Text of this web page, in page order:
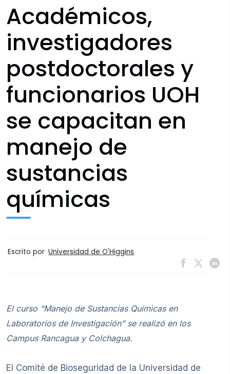
Académicos,
investigadores
postdoctorales y
funcionarios UOH
se capacitan en
manejo de
sustancias
químicas
Escrito por Universidad de O'Higgins
El curso “Manejo de Sustancias Químicas en
Laboratorios de Investigación” se realizó en los
Campus Rancagua y Colchagua.
El Comité de Bioseguridad de la Universidad de